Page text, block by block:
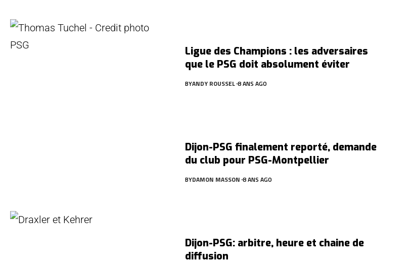
Ligue des Champions : les adversaires
que le PSG doit absolument éviter
BYANDY ROUSSEL 8 ANS AGO
Dijon-PSG finalement reporté, demande
du club pour PSG-Montpellier
BYDAMON MASSON 8 ANS AGO
Dijon-PSG: arbitre, heure et chaine de
diffusion